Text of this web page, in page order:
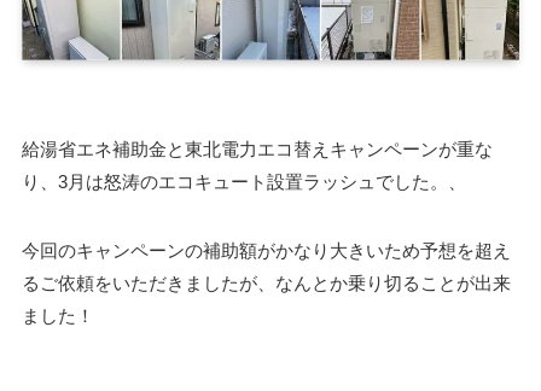
給湯省エネ補助金と東北電力エコ替えキャンペーンが重な
り、3月は怒涛のエコキュート設置ラッシュでした。、
今回のキャンペーンの補助額がかなり大きいため予想を超え
るご依頼をいただきましたが、なんとか乗り切ることが出来
ました！